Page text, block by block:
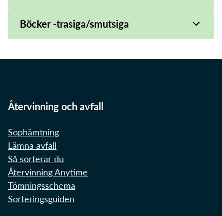
Böcker -trasiga/smutsiga
Återvinning och avfall
Sophämtning
Lämna avfall
Så sorterar du
Återvinning Anytime
Tömningsschema
Sorteringsguiden